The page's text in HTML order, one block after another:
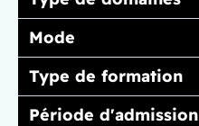
Mode
Type de formation
Période d'admission